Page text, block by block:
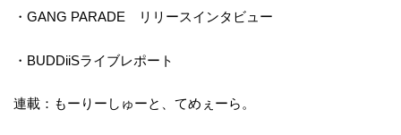
・GANG PARADE リリースインタビュー
・BUDDiiSライブレポート
連載：もーりーしゅーと、てめぇーら。